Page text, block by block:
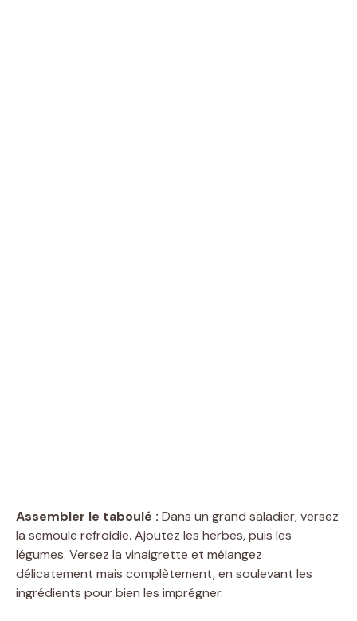
Assembler le taboulé : Dans un grand saladier, versez
la semoule refroidie. Ajoutez les herbes, puis les
légumes. Versez la vinaigrette et mélangez
délicatement mais complètement, en soulevant les
ingrédients pour bien les imprégner.